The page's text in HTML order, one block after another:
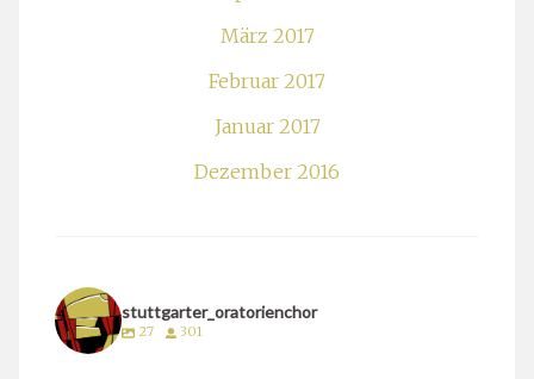
März 2017
Februar 2017
Januar 2017
Dezember 2016
stuttgarter_oratorienchor
27 301